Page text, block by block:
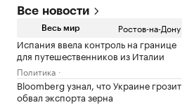
Все новости
Весь мир Ростов-на-Дону
Испания ввела контроль на границе
для путешественников из Италии
Политика
Bloomberg узнал, что Украине грозит
обвал экспорта зерна